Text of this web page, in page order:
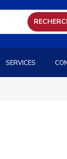
SERVICES